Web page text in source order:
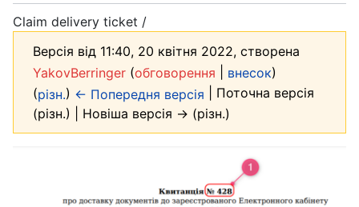
Claim delivery ticket /
Версія від 11:40, 20 квітня 2022, створена
YakovBerringer (обговорення внесок)
(різн.) ← Попередня версія | Поточна версія
(різн.) | Новіша версія → (різн.)